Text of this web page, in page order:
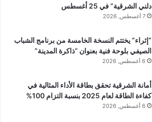
دلني الشرقية” في 25 أغسطس
7 أغسطس, 2026
“إثراء” يختتم النسخة الخامسة من برنامج الشباب
الصيفي بلوحة فنية بعنوان “ذاكرة المدينة”
6 أغسطس, 2026
أمانة الشرقية تحقق بطاقة الأداء المثالية في
كفاءة الطاقة لعام 2025 بنسبة التزام 100%
6 أغسطس, 2026